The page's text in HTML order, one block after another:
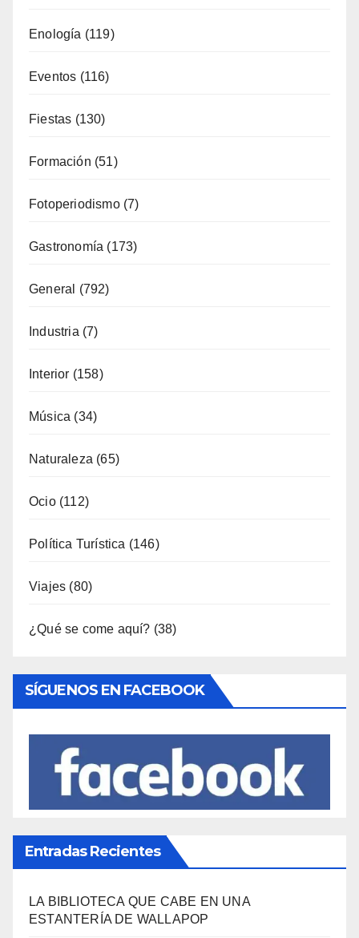
Cultura(335)
Deporte (65)
Enología(119)
Eventos(116)
Fiestas(130)
Formación(51)
Fotoperiodismo
Gastronomía
General(792)
Industria(7)
Interior(158)
Música(34)
Naturaleza(65)
Ocio(112)
Política Turística(146)
¿Qué se come aquí?(38)
SÍGUENOS EN FACEBOOK